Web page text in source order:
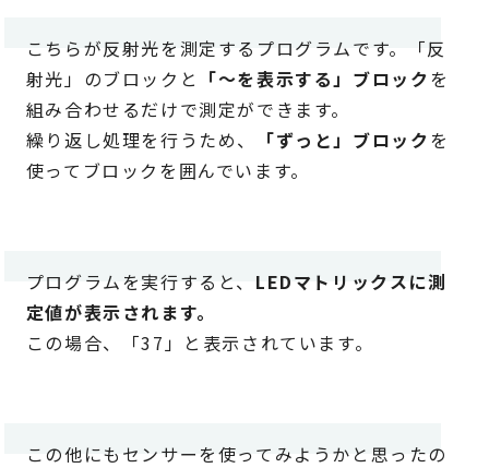
こちらが反射光を測定するプログラムです。「反
射光」のブロックと 「～を表示する」ブロックを
組み合わせるだけで測定ができます。
繰り返し処理を行うため、
「ずっと」ブロックを
使ってブロックを囲んでいます。
プログラムを実行すると、 LEDマトリックスに測
定値が表示されます。
この場合、「37」と表示されています。
この他にもセンサーを使ってみようかと思ったの